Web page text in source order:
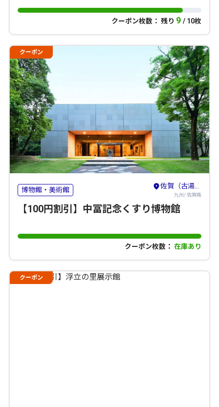
クーポン枚数： 残り 9 / 10枚
クーポン
博物館・美術館 佐賀（古湯・熊の川）・鳥栖・吉野ヶ里
九州/ 佐賀県
【100円割引】中冨記念くすり博物館
クーポン枚数： 在庫あり
クーポン